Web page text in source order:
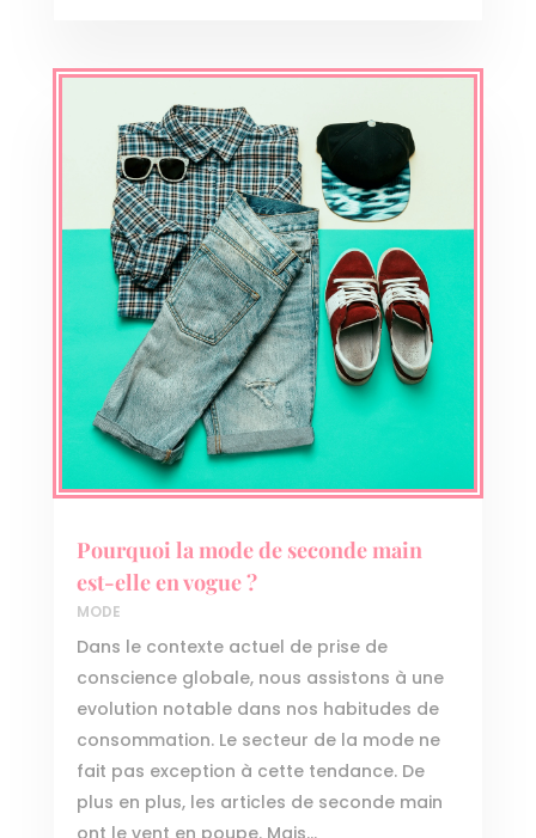
Pourquoi la mode de seconde main
est-elle en vogue ?
MODE
Dans le contexte actuel de prise de
conscience globale, nous assistons à une
evolution notable dans nos habitudes de
consommation. Le secteur de la mode ne
fait pas exception à cette tendance. De
plus en plus, les articles de seconde main